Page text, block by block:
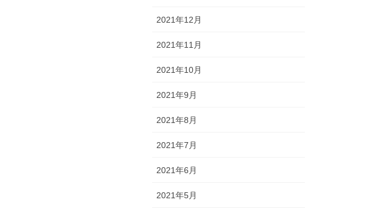
2021年12月
2021年11月
2021年10月
2021年9月
2021年8月
2021年7月
2021年6月
2021年5月